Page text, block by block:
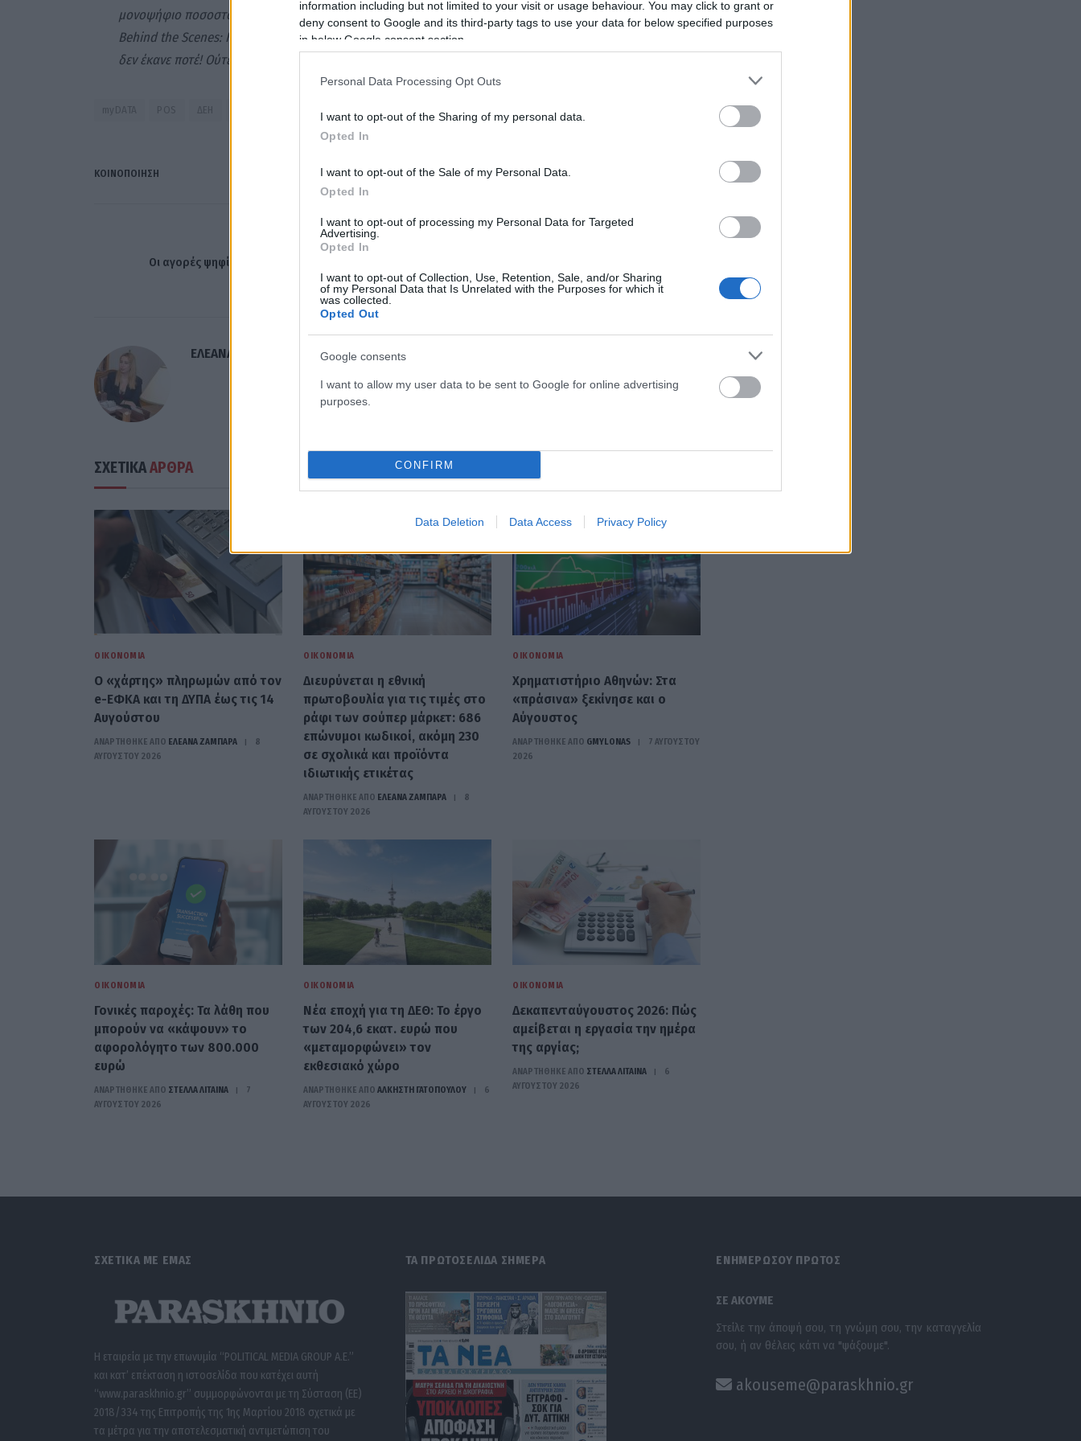
information including but not limited to your visit or usage behaviour. You may click to grant or
deny consent to Google and its third-party tags to use your data for below specified purposes
in below Google consent section.
Personal Data Processing Opt Outs
I want to opt-out of the Sharing of my personal data.
Opted In
I want to opt-out of the Sale of my Personal Data.
Opted In
I want to opt-out of processing my Personal Data for Targeted
Advertising.
Opted In
I want to opt-out of Collection, Use, Retention, Sale, and/or Sharing
of my Personal Data that Is Unrelated with the Purposes for which it
was collected.
Opted Out
Google consents
I want to allow my user data to be sent to Google for online advertising
purposes.
CONFIRM
Data Deletion Data Access Privacy Policy
μονοψήφιο ποσοστό. Θαυματοποιοί δεν είμαστε. Σουηδία δεν γίναμε. Αλλά η Ελλάδα ανεβαίνει!
Behind the Scenes: Και γιατί να γίνουμε Σουηδία; Να κρυώνουμε; Δεν κάνει κρύο στην Ελλάδα, κρύο
δεν έκανε ποτέ! Ούτε με τον ΣΥΡΙΖΑ
myDATA POS ΔΕΗ
ΚΟΙΝΟΠΟΊΗΣΗ
ΠΡΟΗΓΟΎΜΕΝΟ ΆΡΘΡΟ
Οι αγορές ψηφίζουν… Ελληνική Οικονομία!
την συντριβή του αεροπλάνου στο Καζακστάν
ΕΛΕΑΝΑ ΖΑΜΠΑΡΑ
ΣΧΕΤΙΚΑΑΡΘΡΑ
ΟΙΚΟΝΟΜΊΑ
Ο «χάρτης» πληρωμών από τον
e-ΕΦΚΑ και τη ΔΥΠΑ έως τις 14
Αυγούστου
ΑΝΑΡΤΗΘΗΚΕ ΑΠΟ ΕΛΕΑΝΑ ΖΑΜΠΑΡΑ
8
ΑΥΓΟΎΣΤΟΥ 2026
ΟΙΚΟΝΟΜΊΑ
Διευρύνεται η εθνική
πρωτοβουλία για τις τιμές στο
ράφι των σούπερ μάρκετ: 686
επώνυμοι κωδικοί, ακόμη 230
σε σχολικά και προϊόντα
ιδιωτικής ετικέτας
ΑΝΑΡΤΗΘΗΚΕ ΑΠΟ ΕΛΕΑΝΑ ΖΑΜΠΑΡΑ
8
ΑΥΓΟΎΣΤΟΥ 2026
ΟΙΚΟΝΟΜΊΑ
Χρηματιστήριο Αθηνών: Στα
«πράσινα» ξεκίνησε και ο
Αύγουστος
ΑΝΑΡΤΗΘΗΚΕ ΑΠΟ GMYLONAS
7 ΑΥΓΟΎΣΤΟΥ
2026
ΟΙΚΟΝΟΜΊΑ
Γονικές παροχές: Τα λάθη που
μπορούν να «κάψουν» το
αφορολόγητο των 800.000
ευρώ
ΑΝΑΡΤΗΘΗΚΕ ΑΠΟ ΣΤΈΛΛΑ ΛΊΤΑΙΝΑ
7
ΑΥΓΟΎΣΤΟΥ 2026
ΟΙΚΟΝΟΜΊΑ
Νέα εποχή για τη ΔΕΘ: Το έργο
των 204,6 εκατ. ευρώ που
«μεταμορφώνει» τον
εκθεσιακό χώρο
ΑΝΑΡΤΗΘΗΚΕ ΑΠΟ ΆΛΚΗΣΤΗ ΓΑΤΟΠΟΎΛΟΥ
6
ΑΥΓΟΎΣΤΟΥ 2026
ΟΙΚΟΝΟΜΊΑ
Δεκαπενταύγουστος 2026: Πώς
αμείβεται η εργασία την ημέρα
της αργίας;
ΑΝΑΡΤΗΘΗΚΕ ΑΠΟ ΣΤΈΛΛΑ ΛΊΤΑΙΝΑ
6
ΑΥΓΟΎΣΤΟΥ 2026
ΣΧΕΤΙΚΑ ΜΕ ΕΜΑΣ
Η εταιρεία με την επωνυμία “POLITICAL MEDIA GROUP A.E.”
και κατ’ επέκταση η ιστοσελίδα που κατέχει αυτή
“www.paraskhnio.gr” συμμορφώνονται με τη Σύσταση (ΕΕ)
2018/334 της Επιτροπής της 1ης Μαρτίου 2018 σχετικά με
τα μέτρα για την αποτελεσματική αντιμετώπιση του
ΤΑ ΠΡΩΤΟΣΕΛΙΔΑ ΣΗΜΕΡΑ ΕΝΗΜΕΡΩΣΟΥ ΠΡΩΤΟΣ
ΣΕ ΑΚΟΥΜΕ
Στείλε την άποψή σου, τη γνώμη σου, την καταγγελία
σου, ή αν θέλεις κάτι να "ψάξουμε".
akouseme@paraskhnio.gr